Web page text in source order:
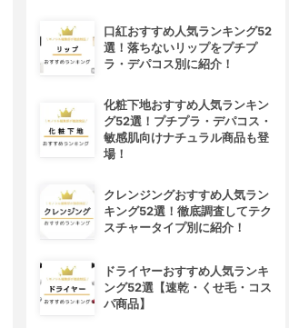
口紅おすすめ人気ランキング52
選！落ちないリップをプチプ
ラ・デパコス別に紹介！
化粧下地おすすめ人気ランキン
グ52選！プチプラ・デパコス・
敏感肌向けナチュラル商品も登
場！
クレンジングおすすめ人気ラン
キング52選！徹底調査してテク
スチャータイプ別に紹介！
ドライヤーおすすめ人気ランキ
ング52選【速乾・くせ毛・コス
パ商品】